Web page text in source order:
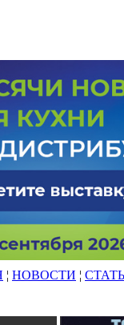
¦ НОВОСТИ ¦